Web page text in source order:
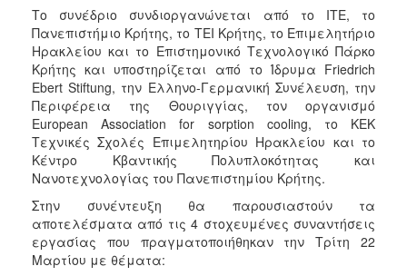
ΔΗΜΟΣ
ΠΟΛΙΤΙΣΜΟΣ
ΑΝΘΕΚΤΙΚΗ
ΠΟΛΗ
Το συνέδριο συνδιοργανώνεται από το ΙΤΕ, το
Πανεπιστήμιο Κρήτης, το ΤΕΙ Κρήτης, το Επιμελητήριο
Ηρακλείου και το Επιστημονικό Τεχνολογικό Πάρκο
Κρήτης και υποστηρίζεται από το Ίδρυμα Friedrich
Ebert Stiftung, την Ελληνο-Γερμανική Συνέλευση, την
Περιφέρεια της Θουριγγίας, τον οργανισμό
European Association for sorption cooling, το ΚΕΚ
Τεχνικές Σχολές Επιμελητηρίου Ηρακλείου και το
Κέντρο Κβαντικής Πολυπλοκότητας και
Νανοτεχνολογίας του Πανεπιστημίου Κρήτης.
Στην συνέντευξη θα παρουσιαστούν τα
αποτελέσματα από τις 4 στοχευμένες συναντήσεις
εργασίας που πραγματοποιήθηκαν την Τρίτη 22
Μαρτίου με θέματα: